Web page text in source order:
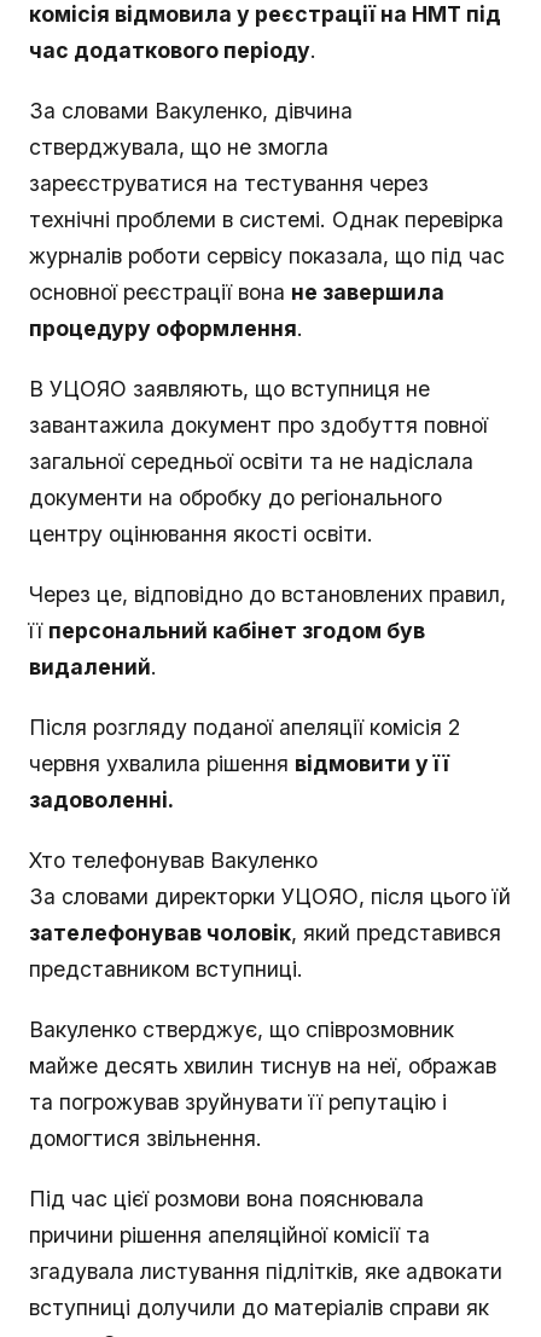
комісія відмовила у реєстрації на НМТ під
час додаткового періоду.
За словами Вакуленко, дівчина
стверджувала, що не змогла
зареєструватися на тестування через
технічні проблеми в системі. Однак перевірка
журналів роботи сервісу показала, що під час
основної реєстрації вона не завершила
процедуру оформлення.
В УЦОЯО заявляють, що вступниця не
завантажила документ про здобуття повної
загальної середньої освіти та не надіслала
документи на обробку до регіонального
центру оцінювання якості освіти.
Через це, відповідно до встановлених правил,
її персональний кабінет згодом був
видалений.
Після розгляду поданої апеляції комісія 2
червня ухвалила рішення відмовити у її
задоволенні.
Хто телефонував Вакуленко
За словами директорки УЦОЯО, після цього їй
зателефонував чоловік, який представився
представником вступниці.
Вакуленко стверджує, що співрозмовник
майже десять хвилин тиснув на неї, ображав
та погрожував зруйнувати її репутацію і
домогтися звільнення.
Під час цієї розмови вона пояснювала
причини рішення апеляційної комісії та
згадувала листування підлітків, яке адвокати
вступниці долучили до матеріалів справи як